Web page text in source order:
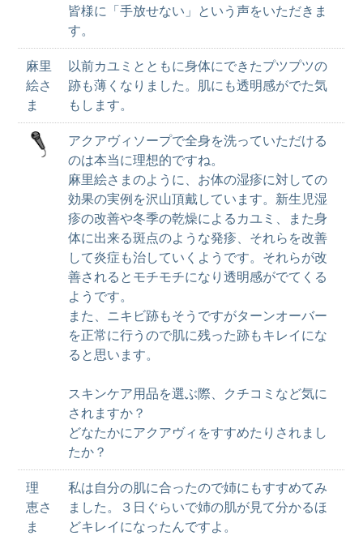
皆様に「手放せない」という声をいただきま
す。
麻里
絵さ
ま
以前カユミとともに身体にできたプツプツの
跡も薄くなりました。肌にも透明感がでた気
もします。
アクアヴィソープで全身を洗っていただける
のは本当に理想的ですね。
麻里絵さまのように、お体の湿疹に対しての
効果の実例を沢山頂戴しています。新生児湿
疹の改善や冬季の乾燥によるカユミ、また身
体に出来る斑点のような発疹、それらを改善
して炎症も治していくようです。それらが改
善されるとモチモチになり透明感がでてくる
ようです。
また、ニキビ跡もそうですがターンオーバー
を正常に行うので肌に残った跡もキレイにな
ると思います。
スキンケア用品を選ぶ際、クチコミなど気に
されますか？
どなたかにアクアヴィをすすめたりされまし
たか？
理
恵さ
ま
私は自分の肌に合ったので姉にもすすめてみ
ました。３日ぐらいで姉の肌が見て分かるほ
どキレイになったんですよ。